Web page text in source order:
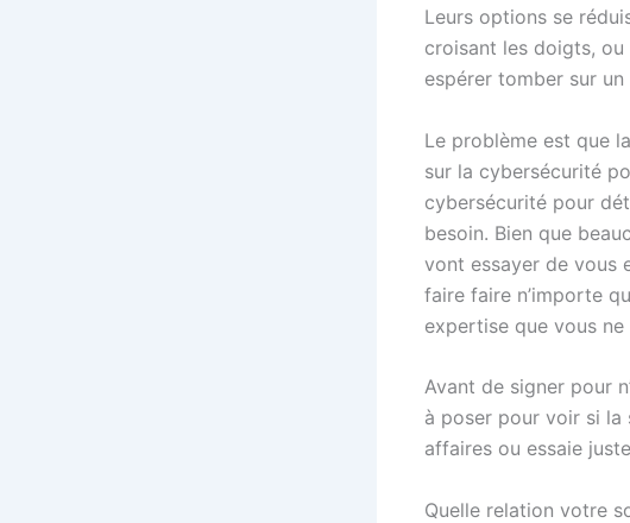
Leurs options se
croisant les doigts,
espérer tomber sur
Le problème est que
sur la cybersécurité
cybersécurité pour
besoin. Bien que
vont essayer de vous
faire faire n’importe
expertise que vous
Avant de signer pour
à poser pour voir si la
affaires ou essaie
Quelle relation votre